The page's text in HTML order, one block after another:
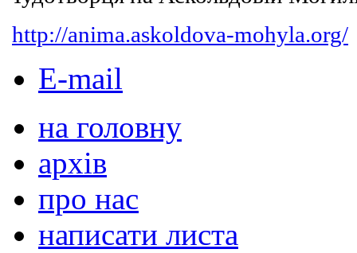
http://anima.askoldova-mohyla.org/
E-mail
на головну
архів
про нас
написати листа